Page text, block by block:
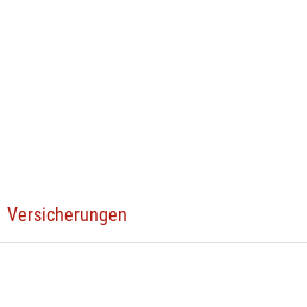
Versicherungen